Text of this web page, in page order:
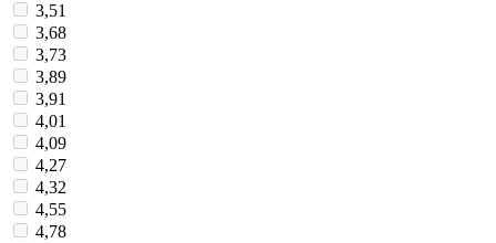
3,51
3,68
3,73
3,89
3,91
4,01
4,09
4,27
4,32
4,55
4,78